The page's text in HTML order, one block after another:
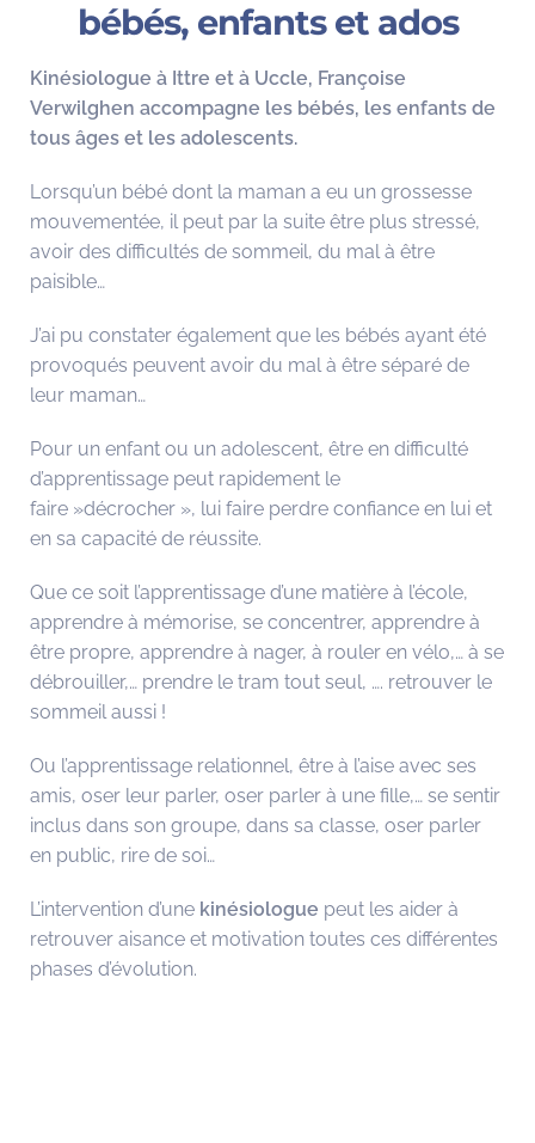
bébés, enfants et ados
Kinésiologue à Ittre et à Uccle, Françoise
Verwilghen accompagne les bébés, les enfants de
tous âges et les adolescents.
Lorsqu’un bébé dont la maman a eu un grossesse
mouvementée, il peut par la suite être plus stressé,
avoir des difficultés de sommeil, du mal à être
paisible…
J’ai pu constater également que les bébés ayant été
provoqués peuvent avoir du mal à être séparé de
leur maman…
Pour un enfant ou un adolescent, être en difficulté
d’apprentissage peut rapidement le
faire »décrocher », lui faire perdre confiance en lui et
en sa capacité de réussite.
Que ce soit l’apprentissage d’une matière à l’école,
apprendre à mémorise, se concentrer, apprendre à
être propre, apprendre à nager, à rouler en vélo,… à se
débrouiller,… prendre le tram tout seul, …. retrouver le
sommeil aussi !
Ou l’apprentissage relationnel, être à l’aise avec ses
amis, oser leur parler, oser parler à une fille,… se sentir
inclus dans son groupe, dans sa classe, oser parler
en public, rire de soi…
L’intervention d’une kinésiologue peut les aider à
retrouver aisance et motivation toutes ces différentes
phases d’évolution.